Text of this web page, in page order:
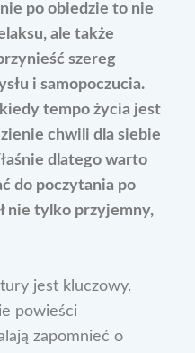
po obiedzie to nie
ale także
szereg
i samopoczucia.
tempo życia jest
chwili dla siebie
dlatego warto
do poczytania po
nie tylko przyjemny,
jest kluczowy.
powieści
zapomnieć o